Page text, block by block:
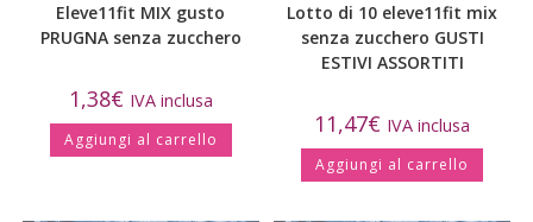
Eleve11fit MIX gusto
PRUGNA senza zucchero
1,38€ IVA inclusa
Aggiungi al carrello
Lotto di 10 eleve11fit mix
senza zucchero GUSTI
ESTIVI ASSORTITI
11,47€ IVA inclusa
Aggiungi al carrello